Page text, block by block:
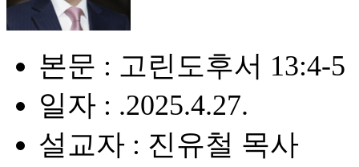
본문 : 고린도후서 13:4-5
일자 : .2025.4.27.
설교자 : 진유철 목사